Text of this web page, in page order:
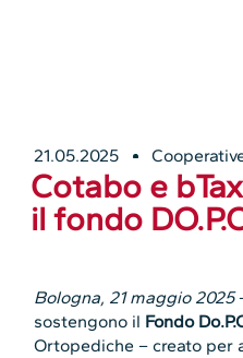
21.05.2025
Cotabo e
il fondo
Bologna, 21 maggio 2025
sostengono il Fondo
Ortopediche – creato per